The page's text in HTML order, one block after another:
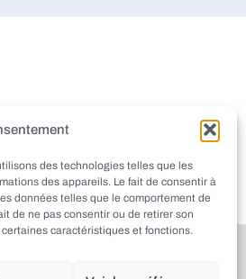
des technologies telles que les
des appareils. Le fait de consentir à
données telles que le comportement de
de ne pas consentir ou de retirer son
caractéristiques et fonctions.